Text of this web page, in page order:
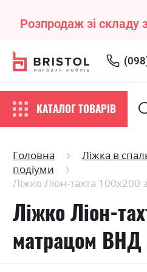
Розпродаж зі складу
КАТАЛОГ ТОВАРІВ
Головна Ліжка в
подіуми
Ліжко Ліон-тахта
Ліжко Ліон-
матрацом